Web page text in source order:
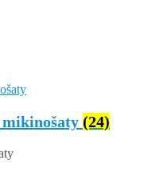
(24)